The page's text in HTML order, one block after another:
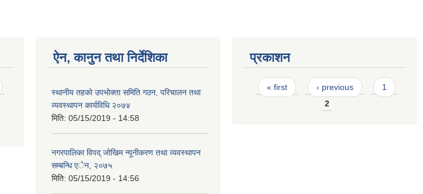
ऐन, कानुन तथा निर्देशिका
स्थानीय तहको उपभोक्ता समिति गठन, परिचालन तथा
व्यवस्थापन कार्यविधि २०७४
मिति: 05/15/2019 - 14:58
नगरपालिका विपद् जोखिम न्यूनीकरण तथा व्यवस्थापन
सम्बन्धि एेन, २०७५
मिति: 05/15/2019 - 14:56
प्रकाशन
Pages
« first ‹ previous
1
2